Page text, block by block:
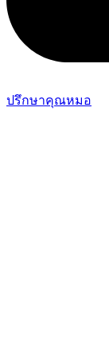
ปรึกษาคุณหมอ